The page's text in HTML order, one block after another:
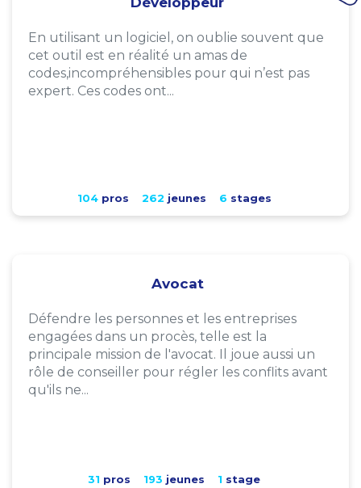
En utilisant un logiciel, on oublie souvent que
cet outil est en réalité un amas de
codes,incompréhensibles pour qui n’est pas
expert. Ces codes ont...
104pros 262 jeunes 6 stages
Avocat
Défendre les personnes et les entreprises
engagées dans un procès, telle est la
principale mission de l'avocat. Il joue aussi un
rôle de conseiller pour régler les conflits avant
qu'ils ne...
31 pros 193 jeunes 1 stage